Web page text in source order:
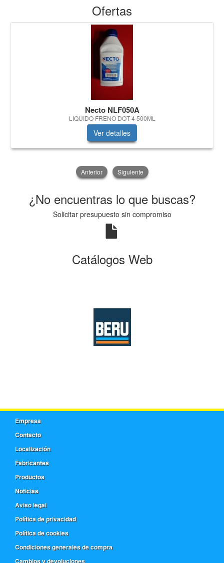
Ofertas
Necto NLF050A
LIQUIDO FRENO DOT-4 500ML
Ver detalles
Anterior Siguiente
¿No encuentras lo que buscas?
Solicitar presupuesto sin compromiso
Catálogos Web
Empresa
Contacto
Localización
Fabricantes
Productos
Noticias
Aviso legal
Política de privacidad
Política de cookies
Condiciones generales de compra
Cambios y devoluciones